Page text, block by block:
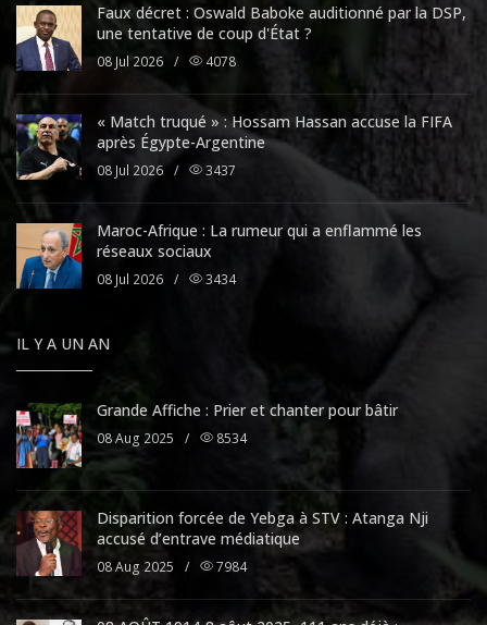
Faux décret : Oswald Baboke auditionné par la DSP,
une tentative de coup d'État ?
08 Jul 2026 / 4078
« Match truqué » : Hossam Hassan accuse la FIFA
après Égypte-Argentine
08 Jul 2026 / 3437
Maroc-Afrique : La rumeur qui a enflammé les
réseaux sociaux
08 Jul 2026 / 3434
IL Y A UN AN
Grande Affiche : Prier et chanter pour bâtir
08 Aug 2025 / 8534
Disparition forcée de Yebga à STV : Atanga Nji
accusé d’entrave médiatique
08 Aug 2025 / 7984